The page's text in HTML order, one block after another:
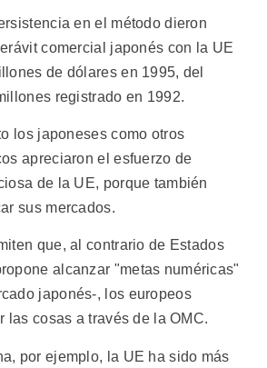
en el método dieron
comercial japonés con la UE
de dólares en 1995, del
registrado en 1992.
los japoneses como otros
apreciaron el esfuerzo de
de la UE, porque también
sus mercados.
que, al contrario de Estados
alcanzar "metas numéricas"
japonés-, los europeos
las cosas a través de la OMC.
por ejemplo, la UE ha sido más